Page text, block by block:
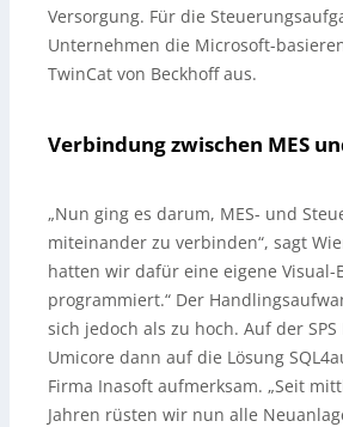
Versorgung. Für die
Unternehmen die Microsoft-
TwinCat von Beckhoff aus.
Verbindung zwischen MES
„Nun ging es darum, MES- und
miteinander zu verbinden“, sagt
hatten wir dafür eine eigene Visual-
programmiert.“ Der
sich jedoch als zu hoch. Auf der SPS
Umicore dann auf die Lösung
Firma Inasoft aufmerksam. „Seit
Jahren rüsten wir nun alle